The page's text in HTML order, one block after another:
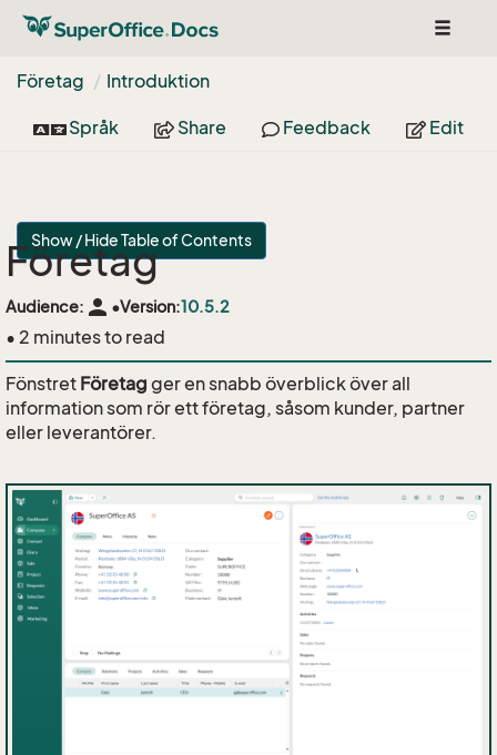
Toggle
Företag
Introduktion
Språk Share Feedback Edit
Show / Hide Table of Contents
Företag
Audience: person •Version:10.5.2
• 2 minutes to read
Fönstret Företag ger en snabb överblick över all
information som rör ett företag, såsom kunder, partner
eller leverantörer.